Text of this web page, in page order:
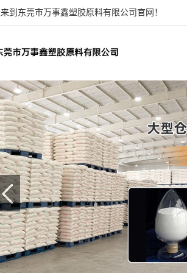
到东莞市万事鑫塑胶原料有限公司官网！